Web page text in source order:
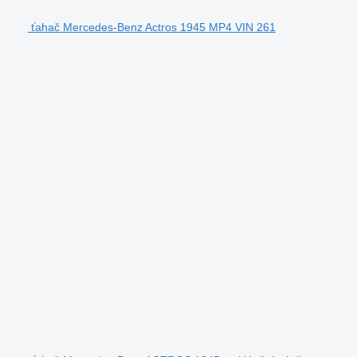
ťahač Mercedes-Benz Actros 1945 MP4 VIN 261